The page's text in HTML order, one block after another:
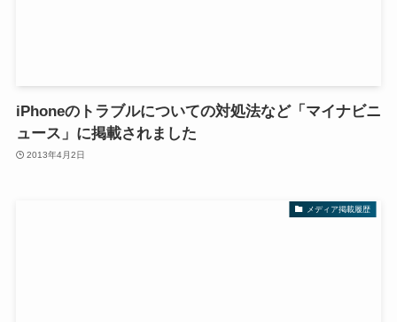
iPhoneのトラブルについての対処法など「マイナビニ
ュース」に掲載されました
2013年4月2日
メディア掲載履歴